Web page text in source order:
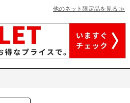
他のネット限定品を見る ≫